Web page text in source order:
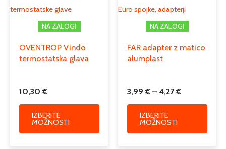
termostatske glave
NA ZALOGI
OVENTROP Vindo
termostatska glava
10,30€
IZBERITE
MOŽNOSTI
Euro spojke, adapterji
NA ZALOGI
FAR adapter z matico
alumplast
3,99€ – 4,27€
IZBERITE
MOŽNOSTI